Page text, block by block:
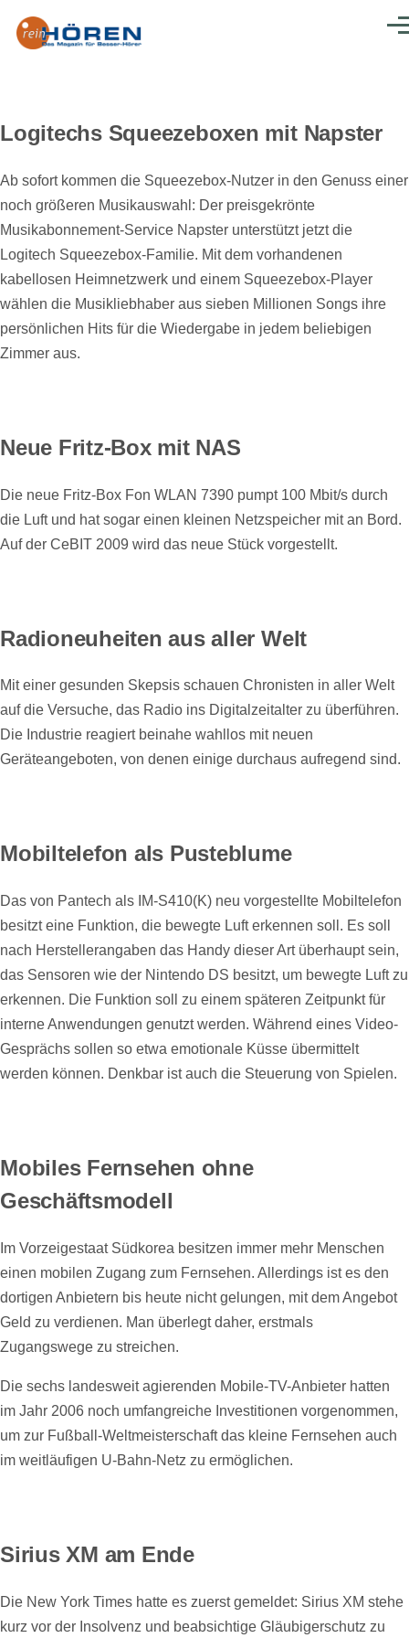
Logitechs Squeezeboxen mit Napster
Ab sofort kommen die Squeezebox-Nutzer in den Genuss einer
noch größeren Musikauswahl: Der preisgekrönte
Musikabonnement-Service Napster unterstützt jetzt die
Logitech Squeezebox-Familie. Mit dem vorhandenen
kabellosen Heimnetzwerk und einem Squeezebox-Player
wählen die Musikliebhaber aus sieben Millionen Songs ihre
persönlichen Hits für die Wiedergabe in jedem beliebigen
Zimmer aus.
Neue Fritz-Box mit NAS
Die neue Fritz-Box Fon WLAN 7390 pumpt 100 Mbit/s durch
die Luft und hat sogar einen kleinen Netzspeicher mit an Bord.
Auf der CeBIT 2009 wird das neue Stück vorgestellt.
Radioneuheiten aus aller Welt
Mit einer gesunden Skepsis schauen Chronisten in aller Welt
auf die Versuche, das Radio ins Digitalzeitalter zu überführen.
Die Industrie reagiert beinahe wahllos mit neuen
Geräteangeboten, von denen einige durchaus aufregend sind.
Mobiltelefon als Pusteblume
Das von Pantech als IM-S410(K) neu vorgestellte Mobiltelefon
besitzt eine Funktion, die bewegte Luft erkennen soll. Es soll
nach Herstellerangaben das Handy dieser Art überhaupt sein,
das Sensoren wie der Nintendo DS besitzt, um bewegte Luft zu
erkennen. Die Funktion soll zu einem späteren Zeitpunkt für
interne Anwendungen genutzt werden. Während eines Video-
Gesprächs sollen so etwa emotionale Küsse übermittelt
werden können. Denkbar ist auch die Steuerung von Spielen.
Mobiles Fernsehen ohne
Geschäftsmodell
Im Vorzeigestaat Südkorea besitzen immer mehr Menschen
einen mobilen Zugang zum Fernsehen. Allerdings ist es den
dortigen Anbietern bis heute nicht gelungen, mit dem Angebot
Geld zu verdienen. Man überlegt daher, erstmals
Zugangswege zu streichen.
Die sechs landesweit agierenden Mobile-TV-Anbieter hatten
im Jahr 2006 noch umfangreiche Investitionen vorgenommen,
um zur Fußball-Weltmeisterschaft das kleine Fernsehen auch
im weitläufigen U-Bahn-Netz zu ermöglichen.
Sirius XM am Ende
Die New York Times hatte es zuerst gemeldet: Sirius XM stehe
kurz vor der Insolvenz und beabsichtige Gläubigerschutz zu